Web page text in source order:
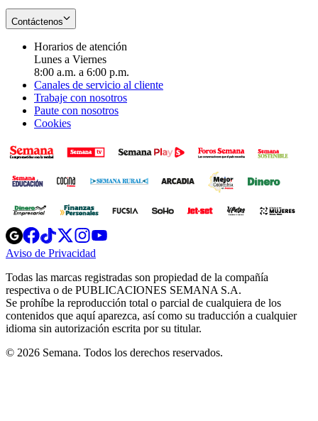
Contáctenos
Horarios de atención
Lunes a Viernes
8:00 a.m. a 6:00 p.m.
Canales de servicio al cliente
Trabaje con nosotros
Paute con nosotros
Cookies
Opens
in
new
Opens
in
new
Opens
in
new
window
Opens
new
windowwindow
Aviso de Privacidad
new
window
Todas las marcas registradas son propiedad de la compañía
respectiva o de PUBLICACIONES SEMANA S.A.
Se prohíbe la reproducción total o parcial de cualquiera de los
contenidos que aquí aparezca, así como su traducción a cualquier
idioma sin autorización escrita por su titular.
© 2026 Semana. Todos los derechos reservados.